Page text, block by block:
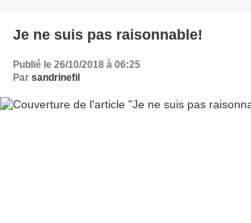
Je ne suis pas raisonnable!
Publié le 26/10/2018 à 06:25
Par sandrinefil